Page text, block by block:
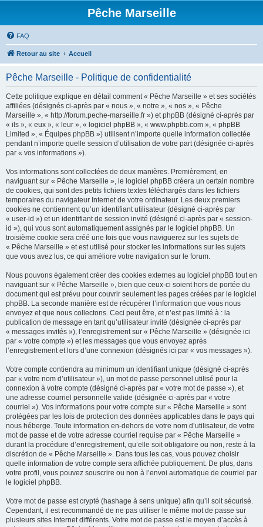
Pêche Marseille
FAQ
Retour au site Accueil
Pêche Marseille - Politique de confidentialité
Cette politique explique en détail comment « Pêche Marseille » et ses sociétés
affiliées (désignés ci-après par « nous », « notre », « nos », « Pêche
Marseille », « http://forum.peche-marseille.fr ») et phpBB (désigné ci-après par
« ils », « eux », « leur », « logiciel phpBB », « www.phpbb.com », « phpBB
Limited », « Équipes phpBB ») utilisent n’importe quelle information collectée
pendant n’importe quelle session d’utilisation de votre part (désignée ci-après
par « vos informations »).
Vos informations sont collectées de deux manières. Premièrement, en
naviguant sur « Pêche Marseille », le logiciel phpBB créera un certain nombre
de cookies, qui sont des petits fichiers textes téléchargés dans les fichiers
temporaires du navigateur Internet de votre ordinateur. Les deux premiers
cookies ne contiennent qu’un identifiant utilisateur (désigné ci-après par
« user-id ») et un identifiant de session invité (désigné ci-après par « session-
id »), qui vous sont automatiquement assignés par le logiciel phpBB. Un
troisième cookie sera créé une fois que vous naviguerez sur les sujets de
« Pêche Marseille » et est utilisé pour stocker les informations sur les sujets
que vous avez lus, ce qui améliore votre navigation sur le forum.
Nous pouvons également créer des cookies externes au logiciel phpBB tout en
naviguant sur « Pêche Marseille », bien que ceux-ci soient hors de portée du
document qui est prévu pour couvrir seulement les pages créées par le logiciel
phpBB. La seconde manière est de récupérer l’information que vous nous
envoyez et que nous collectons. Ceci peut être, et n’est pas limité à : la
publication de message en tant qu’utilisateur invité (désignée ci-après par
« messages invités »), l’enregistrement sur « Pêche Marseille » (désignée ici
par « votre compte ») et les messages que vous envoyez après
l’enregistrement et lors d’une connexion (désignés ici par « vos messages »).
Votre compte contiendra au minimum un identifiant unique (désigné ci-après
par « votre nom d’utilisateur »), un mot de passe personnel utilisé pour la
connexion à votre compte (désigné ci-après par « votre mot de passe »), et
une adresse courriel personnelle valide (désignée ci-après par « votre
courriel »). Vos informations pour votre compte sur « Pêche Marseille » sont
protégées par les lois de protection des données applicables dans le pays qui
nous héberge. Toute information en-dehors de votre nom d’utilisateur, de votre
mot de passe et de votre adresse courriel requise par « Pêche Marseille »
durant la procédure d’enregistrement, qu’elle soit obligatoire ou non, reste à la
discrétion de « Pêche Marseille ». Dans tous les cas, vous pouvez choisir
quelle information de votre compte sera affichée publiquement. De plus, dans
votre profil, vous pouvez souscrire ou non à l’envoi automatique de courriel par
le logiciel phpBB.
Votre mot de passe est crypté (hashage à sens unique) afin qu’il soit sécurisé.
Cependant, il est recommandé de ne pas utiliser le même mot de passe sur
plusieurs sites Internet différents. Votre mot de passe est le moyen d’accès à